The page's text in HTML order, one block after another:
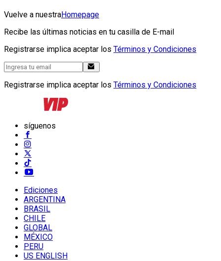
Vuelve a nuestraHomepage
Recibe las últimas noticias en tu casilla de E-mail
Registrarse implica aceptar los Términos y Condiciones
Registrarse implica aceptar los Términos y Condiciones
síguenos
Ediciones
ARGENTINA
BRASIL
CHILE
GLOBAL
MÉXICO
PERU
US ENGLISH